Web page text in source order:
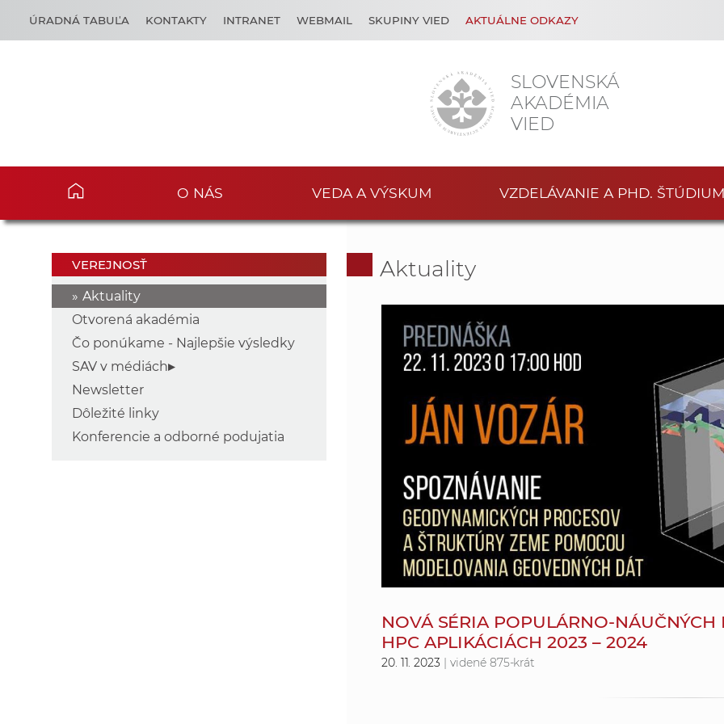
SLOVENSKÁ
AKADÉMIA
VIED
ÚRADNÁ TABUĽA KONTAKTY INTRANET WEBMAIL SKUPINY VIED AKTUÁLNE ODKAZY
O NÁS VEDA A VÝSKUM VZDELÁVANIE A PHD. ŠTÚDIUM
VEREJNOSŤ
Aktuality
Otvorená akadémia
Čo ponúkame - Najlepšie výsledky
SAV v médiách
Newsletter
Dôležité linky
Konferencie a odborné podujatia
Aktuality
NOVÁ SÉRIA POPULÁRNO-
HPC APLIKÁCIÁCH 2023 – 2024
20. 11. 2023 | videné 875-krát